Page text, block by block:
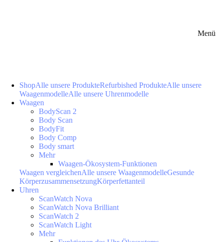
Menü
ShopAlle unsere ProdukteRefurbished ProdukteAlle unsere
WaagenmodelleAlle unsere Uhrenmodelle
Waagen
BodyScan 2
Body Scan
BodyFit
Body Comp
Body smart
Mehr
Waagen-Ökosystem-Funktionen
Waagen vergleichenAlle unsere WaagenmodelleGesunde
KörperzusammensetzungKörperfettanteil
Uhren
ScanWatch Nova
ScanWatch Nova Brilliant
ScanWatch 2
ScanWatch Light
Mehr